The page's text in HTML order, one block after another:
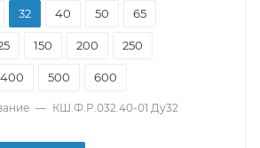
32 40 50 65
150 200 250
400 500 600
— КШ.Ф.Р.032.40-01 Ду32